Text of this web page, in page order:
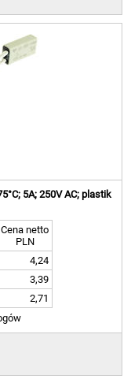
5A; 250V AC; plastik
Cena netto
PLN
4,24
3,39
2,71